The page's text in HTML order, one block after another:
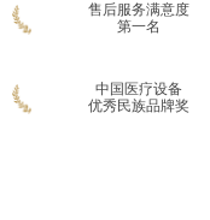
售后服务满意度
第一名
中国医疗设备
优秀民族品牌奖